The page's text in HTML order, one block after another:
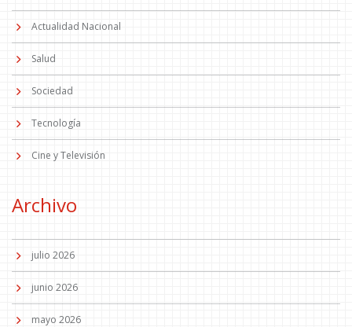
Actualidad Nacional
Salud
Sociedad
Tecnología
Cine y Televisión
Archivo
julio 2026
junio 2026
mayo 2026